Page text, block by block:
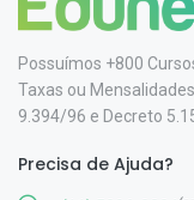
Possuímos +800
Taxas ou
9.394/96 e Decreto
Precisa de Ajuda?